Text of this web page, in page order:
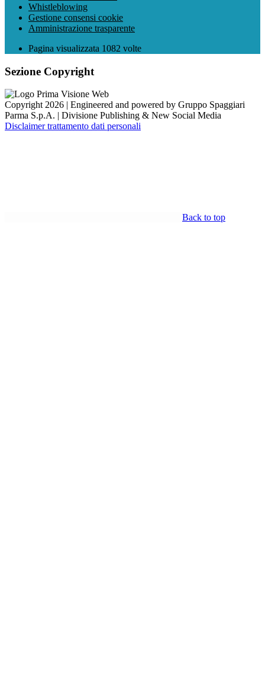
Whistleblowing
Gestione consensi cookie
Amministrazione trasparente
Pagina visualizzata 1082 volte
Sezione Copyright
Copyright 2026 | Engineered and powered by Gruppo Spaggiari
Parma S.p.A. | Divisione Publishing & New Social Media
Disclaimer trattamento dati personali
Back to top